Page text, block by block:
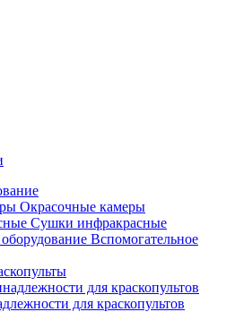
Окрасочные камеры
Сушки инфракрасные
Вспомогательное
для краскопультов